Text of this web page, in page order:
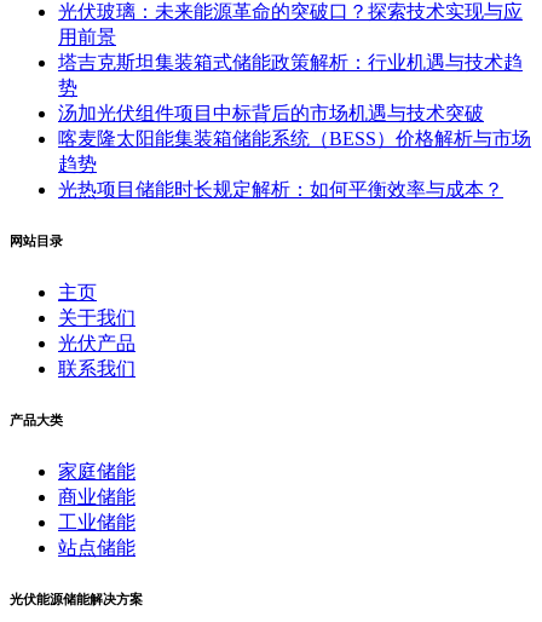
光伏玻璃：未来能源革命的突破口？探索技术实现与应
用前景
塔吉克斯坦集装箱式储能政策解析：行业机遇与技术趋
势
汤加光伏组件项目中标背后的市场机遇与技术突破
喀麦隆太阳能集装箱储能系统（BESS）价格解析与市场
趋势
光热项目储能时长规定解析：如何平衡效率与成本？
网站目录
主页
关于我们
光伏产品
联系我们
产品大类
家庭储能
商业储能
工业储能
站点储能
光伏能源储能解决方案